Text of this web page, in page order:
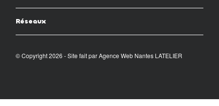
Réseaux
© Copyright 2026 - Site fait parAgence Web Nantes LATELIER